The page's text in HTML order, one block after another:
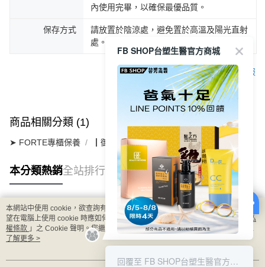
內使用完畢，以確保最優品質。
保存方式
請放置於陰涼處，避免置於高溫及陽光直射
處。
客服
商品相關分類 (1)
➤ FORTE專櫃保養 ┃御潤極光系列
本分類熱銷全站排行
熱門標籤
本網站中使用 cookie，欲查詢有關本網站使用 cookie 方式之詳情，及若您不希
望在電腦上使用 cookie 時應如何變更電腦的 cookie 設定，請參閱本網站「
隱私
權條款 」之 Cookie 聲明。您繼續使用本網站即表示您同意本公司得按本網站使
用條款之 Cookie 聲明使用 cookie。
了解更多 >
FB SHOP台塑生醫官方商城
8/5-8/8 LINE POINT回饋10%
回覆至 FB SHOP台塑生醫官方商城